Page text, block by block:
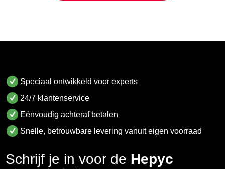
Speciaal ontwikkeld voor experts
24/7 klantenservice
Eénvoudig achteraf betalen
Snelle, betrouwbare levering vanuit eigen voorraad
Schrijf je in voor de Hepyc